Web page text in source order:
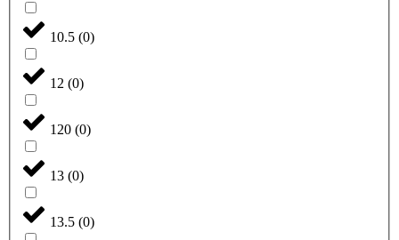
10.5 (0)
12 (0)
120 (0)
13 (0)
13.5 (0)